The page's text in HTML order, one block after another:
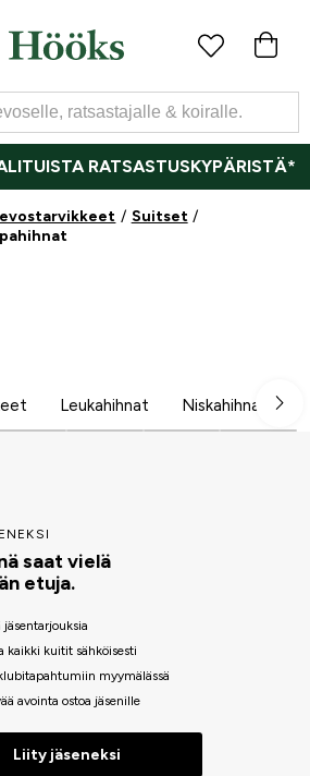
RATSASTUSKYPÄRISTÄ*
Suitset
Leukahihnat Niskahihnat
saat vielä
etuja.
jäsentarjouksia
kaikki kuitit sähköisesti
myymälässä
avointa ostoa jäsenille
Liity jäseneksi